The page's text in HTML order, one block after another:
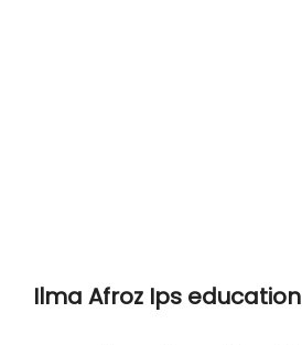
Ilma Afroz Ips education